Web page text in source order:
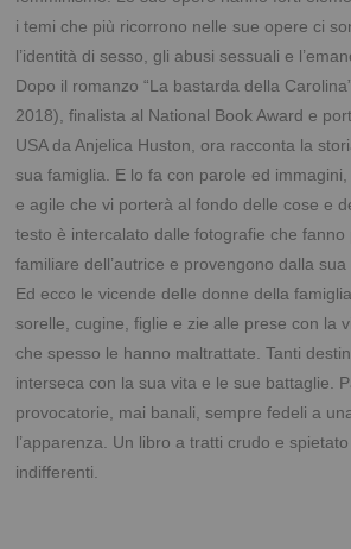
i temi che più ricorrono nelle sue opere ci
l’identità di sesso, gli abusi sessuali e
Dopo il romanzo “La bastarda della
2018), finalista al National Book Award e
USA da Anjelica Huston, ora racconta la
sua famiglia. E lo fa con parole ed
e agile che vi porterà al fondo delle cose e
testo è intercalato dalle fotografie che fanno
familiare dell’autrice e provengono dalla
Ed ecco le vicende delle donne della
sorelle, cugine, figlie e zie alle prese con la
che spesso le hanno maltrattate. Tanti
interseca con la sua vita e le sue battaglie.
provocatorie, mai banali, sempre fedeli a
l’apparenza. Un libro a tratti crudo e
indifferenti.